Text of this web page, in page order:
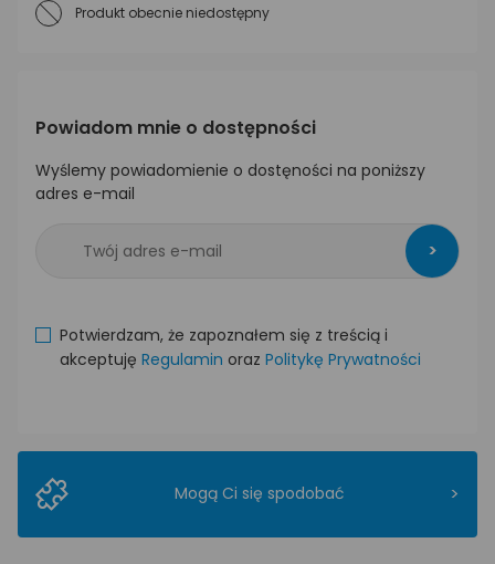
Produkt obecnie niedostępny
Powiadom mnie o dostępności
Wyślemy powiadomienie o dostęności na poniższy
adres e-mail
>
Potwierdzam, że zapoznałem się z treścią i
akceptuję Regulamin oraz Politykę Prywatności
Mogą Ci się spodobać >